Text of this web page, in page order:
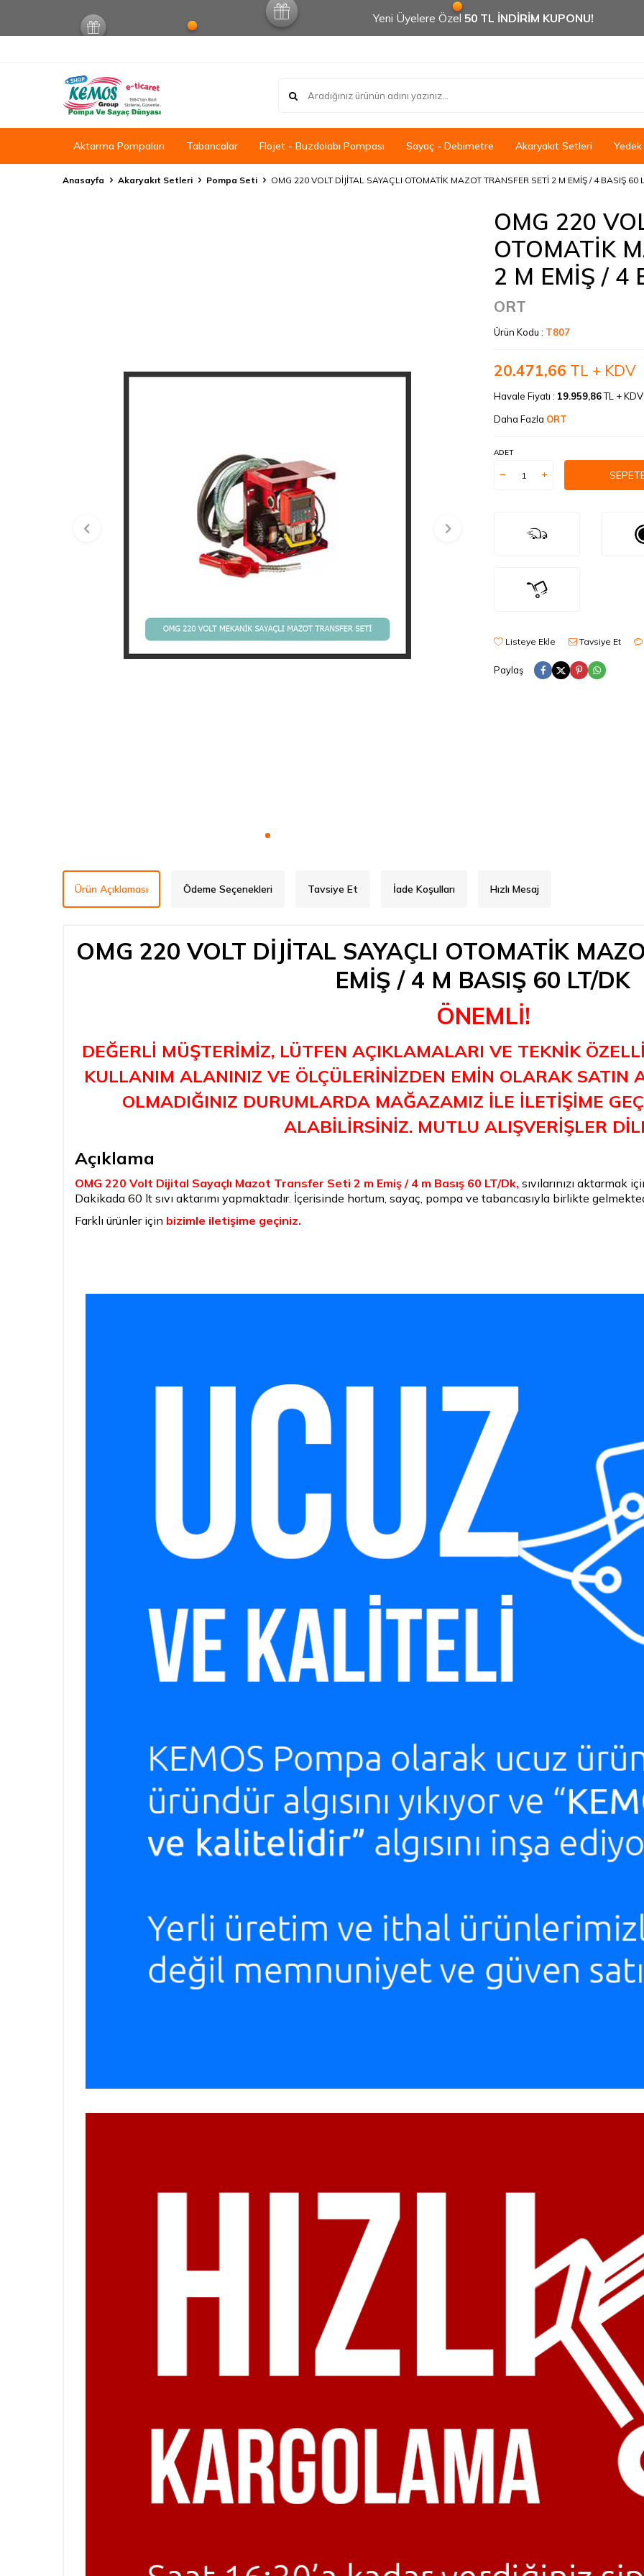
Yeni Üyelere Özel 50 TL İNDİRİM KUPONU!
Aktarma Pompaları Tabancalar Flojet - Buzdolabı Pompası Sayaç - Debimetre Akaryakıt Setleri
Anasayfa Akaryakıt Setleri Pompa Seti OMG 220 VOLT DİJİTAL SAYAÇLI OTOMATİK MAZOT TRANSFER SETİ 2 M EMİŞ / 4 BASIŞ 60
OMG 220
OTOMATİK
2 M EMİŞ / 4
ORT
Ürün Kodu : T807
20.471,66 TL + KDV
Havale Fiyatı : 19.959,86TL + KDV
Daha Fazla ORT
ADET
Listeye Ekle Tavsiye Et
Paylaş
Ürün Açıklaması Ödeme Seçenekleri Tavsiye Et İade Koşulları Hızlı Mesaj
OMG 220 VOLT DİJİTAL SAYAÇLI OTOMATİK
EMİŞ / 4 M BASIŞ 60 LT/DK
ÖNEMLİ!
DEĞERLİ MÜŞTERİMİZ, LÜTFEN AÇIKLAMALARI VE TEKNİK
KULLANIM ALANINIZ VE ÖLÇÜLERİNİZDEN EMİN OLARAK SATIN
OLMADIĞINIZ DURUMLARDA MAĞAZAMIZ İLE İLETİŞİME
ALABİLİRSİNİZ. MUTLU ALIŞVERİŞLER
Açıklama
OMG 220 Volt Dijital Sayaçlı Mazot Transfer Seti 2 m Emiş / 4 m Basış 60 LT/Dk, sıvılarınızı aktarmak
Dakikada 60 lt sıvı aktarımı yapmaktadır. İçerisinde hortum, sayaç, pompa ve tabancasıyla birlikte
Farklı ürünler için bizimle iletişime geçiniz.